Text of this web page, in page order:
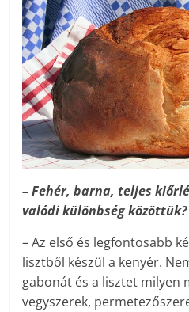
– Fehér, barna, teljes
valódi különbség közöttük?
– Az első és legfontosabb
lisztből készül a kenyér.
gabonát és a lisztet milyen
vegyszerek,